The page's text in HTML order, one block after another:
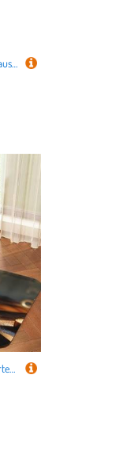
Leichte, atmungsaktive Reise kleine Haustier Umhängetasche, WZYCWB Italienische Flagge gedruckt Haustier Umhängetasche
WZYCWB 40 x 60 cm Toast-gemustertes Haustier-Tischset, Futtermatte – für Katzen- und Hundefutter-Matten, faltbar und einfach zu verstauen